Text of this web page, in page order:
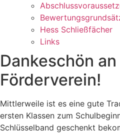
Hess Schließfächer
Links
Dankeschön
Förderverein!
Mittlerweile ist es eine gute
ersten Klassen zum
Schlüsselband geschenkt